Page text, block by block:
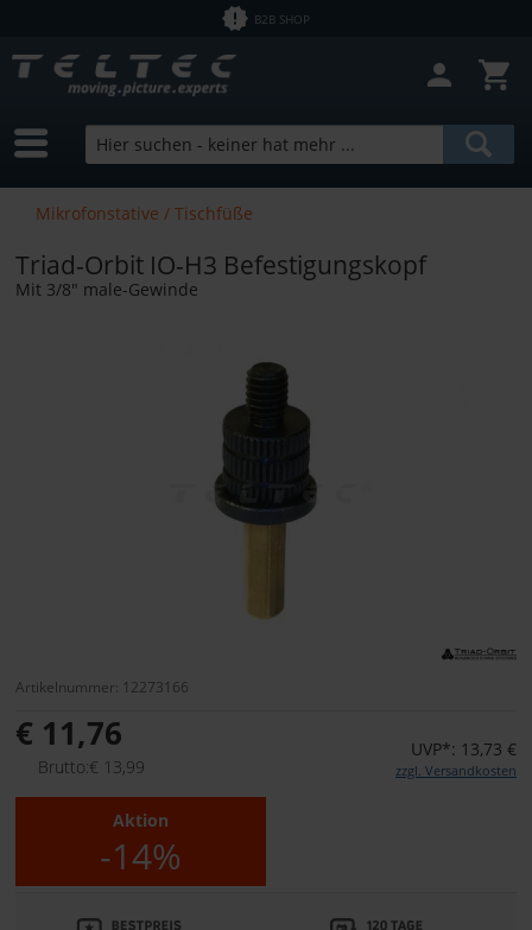
B2B SHOP
Mikrofonstative / Tischfüße
Triad-Orbit IO-H3 Befestigungskopf
Mit 3/8" male-Gewinde
Artikelnummer: 12273166
€ 11,76
Brutto:€ 13,99
UVP*: 13,73 €
zzgl. Versandkosten
Aktion
-14%